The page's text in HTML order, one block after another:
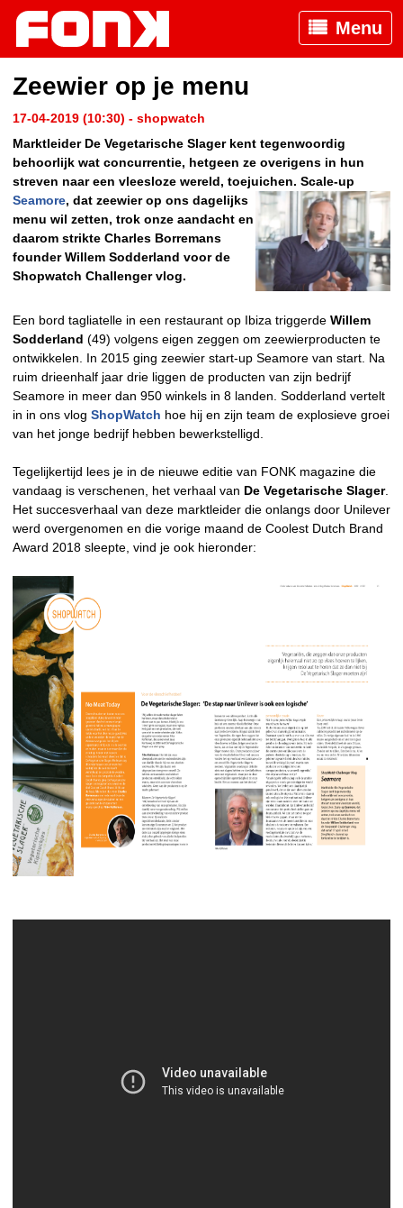
Menu
Zeewier op je menu
17-04-2019 (10:30) - shopwatch
Marktleider De Vegetarische Slager kent tegenwoordig
behoorlijk wat concurrentie, hetgeen ze overigens in hun
streven naar een vleesloze wereld, toejuichen. Scale-up
Seamore, dat zeewier op ons dagelijks
menu wil zetten, trok onze aandacht en
daarom strikte Charles Borremans
founder Willem Sodderland voor de
Shopwatch Challenger vlog.
Een bord tagliatelle in een restaurant op Ibiza triggerde Willem
Sodderland (49) volgens eigen zeggen om zeewierproducten te
ontwikkelen. In 2015 ging zeewier start-up Seamore van start. Na
ruim drieenhalf jaar drie liggen de producten van zijn bedrijf
Seamore in meer dan 950 winkels in 8 landen. Sodderland vertelt
in in ons vlog ShopWatch hoe hij en zijn team de explosieve groei
van het jonge bedrijf hebben bewerkstelligd.
Tegelijkertijd lees je in de nieuwe editie van FONK magazine die
vandaag is verschenen, het verhaal van De Vegetarische Slager.
Het succesverhaal van deze marktleider die onlangs door Unilever
werd overgenomen en die vorige maand de Coolest Dutch Brand
Award 2018 sleepte, vind je ook hieronder: